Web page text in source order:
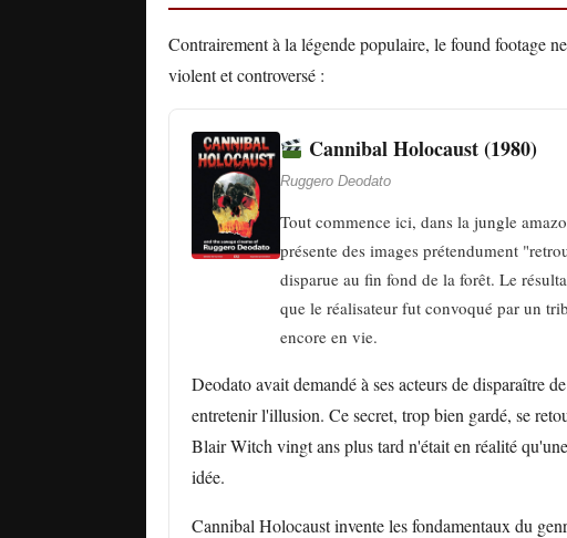
Contrairement à la légende populaire, le found footage
violent et controversé :
Cannibal Holocaust (1980)
Ruggero Deodato
Tout commence ici, dans la jungle
présente des images prétendument
disparue au fin fond de la forêt. Le
que le réalisateur fut convoqué par un
encore en vie.
Deodato avait demandé à ses acteurs de disparaître
entretenir l'illusion. Ce secret, trop bien gardé, se
Blair Witch vingt ans plus tard n'était en réalité
idée.
Cannibal Holocaust invente les fondamentaux du